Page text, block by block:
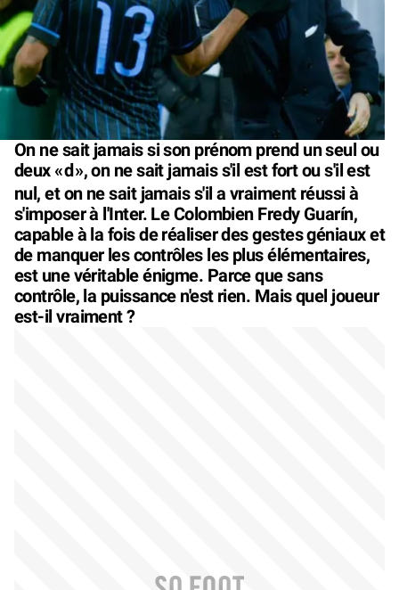
On ne sait jamais si son prénom prend un seul ou
deux «d», on ne sait jamais s'il est fort ou s'il est
nul, et on ne sait jamais s'il a vraiment réussi à
s'imposer à l'Inter. Le Colombien Fredy Guarín,
capable à la fois de réaliser des gestes géniaux et
de manquer les contrôles les plus élémentaires,
est une véritable énigme. Parce que sans
contrôle, la puissance n'est rien. Mais quel joueur
est-il vraiment ?